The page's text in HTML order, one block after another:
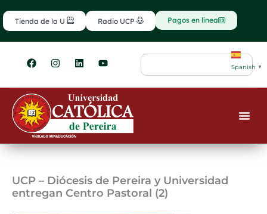
al
contenido
Tienda de la U Radio UCP Pagos en línea
F
a
e
b
o
o
k
I
n
t
g
r
m
L
i
k
e
d
i
n
Y
o
t
u
b
e
Search
Spanish ▼
UCP – Diócesis de Pereira y Universidad
entregan Centro Pastoral (2)